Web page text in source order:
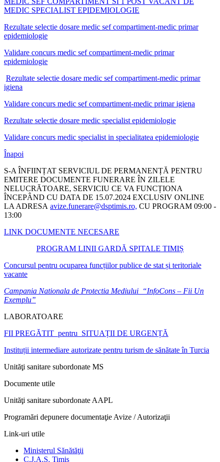
MEDIC SPECIALIST EPIDEMIOLOGIE
Rezultate selectie dosare medic sef compartiment-medic primar
epidemiologie
Validare concurs medic sef compartiment-medic primar
epidemiologie
Rezultate selectie dosare medic sef compartiment-medic primar
igiena
Validare concurs medic sef compartiment-medic primar igiena
Rezultate selectie dosare medic specialist epidemiologie
Validare concurs medic specialist in specialitatea epidemiologie
Înapoi
S-A ÎNFIINȚAT SERVICIUL DE PERMANENȚĂ PENTRU
EMITERE DOCUMENTE FUNERARE ÎN ZILELE
NELUCRĂTOARE, SERVICIU CE VA FUNCȚIONA
ÎNCEPÂND CU DATA DE 15.07.2024 EXCLUSIV ONLINE
LA ADRESA avize.funerare@dsptimis.ro, CU PROGRAM 09:00 -
13:00
LINK DOCUMENTE NECESARE
PROGRAM LINII GARDĂ SPITALE TIMIȘ
Concursul pentru ocuparea funcțiilor publice de stat și teritoriale
vacante
Campania Nationala de Protectia Mediului “InfoCons – Fii Un
Exemplu”
LABORATOARE
FII PREGĂTIT pentru SITUAȚII DE URGENȚĂ
Instituții intermediare autorizate pentru turism de sănătate în Turcia
Unităţi sanitare subordonate MS
Documente utile
Unităţi sanitare subordonate AAPL
Programări depunere documentaţie Avize / Autorizaţii
Link-uri utile
Ministerul Sănătăţii
C.J.A.S. Timiş